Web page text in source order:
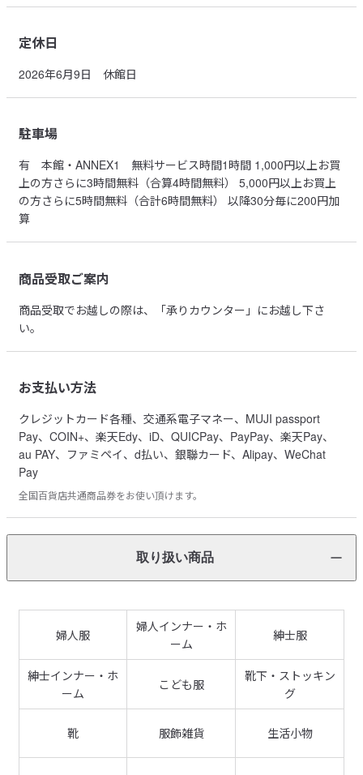
定休日
2026年6月9日 休館日
駐車場
有 本館・ANNEX1 無料サービス時間1時間 1,000円以上お買
上の方さらに3時間無料（合算4時間無料） 5,000円以上お買上
の方さらに5時間無料（合計6時間無料） 以降30分毎に200円加
算
商品受取ご案内
商品受取でお越しの際は、「承りカウンター」にお越し下さ
い。
お支払い方法
クレジットカード各種、交通系電子マネー、MUJI passport
Pay、COIN+、楽天Edy、iD、QUICPay、PayPay、楽天Pay、
au PAY、ファミペイ、d払い、銀聯カード、Alipay、WeChat
Pay
全国百貨店共通商品券をお使い頂けます。
取り扱い商品
婦人服
婦人インナー・ホ
ーム
紳士服
紳士インナー・ホ
ーム
こども服
靴下・ストッキン
グ
靴 服飾雑貨 生活小物